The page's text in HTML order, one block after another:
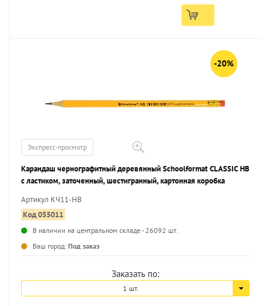
-20%
Экспресс-просмотр
Карандаш чернографитный деревянный Schoolformat CLASSIC НВ
с ластиком, заточенный, шестигранный, картонная коробка
Артикул КЧ11-HB
Код 055011
В наличии на центральном складе - 26092 шт.
Ваш город: Под заказ
Заказать по:
1 шт.